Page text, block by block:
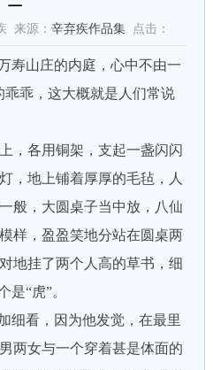
来源： 辛弃疾作品集点击：
山庄的内庭，心中不由一
乖乖，这大概就是人们常说
各用铜架，支起一盏闪闪
，地上铺着厚厚的毛毡，人
般，大圆桌子当中放，八仙
样，盈盈笑地分站在圆桌两
地挂了两个人高的草书，细
是“虎”。
看，因为他发觉，在最里
两女与一个穿着甚是体面的